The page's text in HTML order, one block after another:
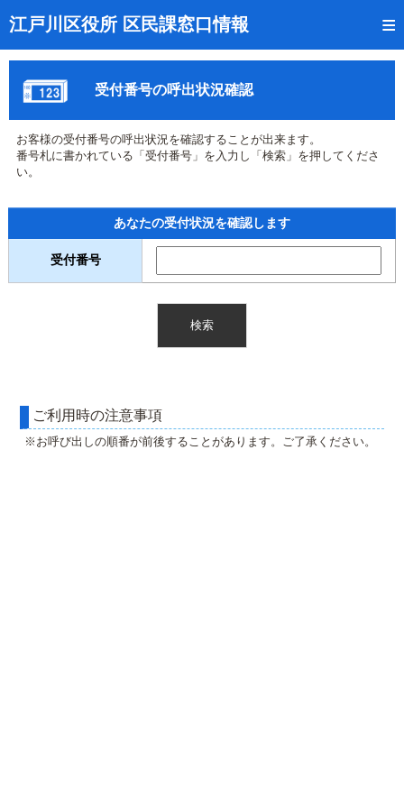
江戸川区役所 区民課窓口情報
トップページ
受付番号の呼出状況確認
証明書の交付状況確認
来庁日時の事前予約
事前予約の確認・取消
混雑予想カレンダー
受付番号の呼出状況確認
お客様の受付番号の呼出状況を確認することが出来ます。
番号札に書かれている「受付番号」を入力し「検索」を押してくださ
い。
あなたの受付状況を確認します
受付番号
ご利用時の注意事項
※お呼び出しの順番が前後することがあります。ご了承ください。